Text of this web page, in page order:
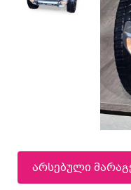
არსებული